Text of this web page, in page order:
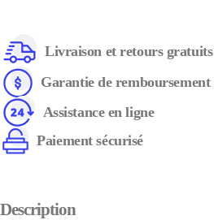
Livraison et retours gratuits
Garantie de remboursement
Assistance en ligne
Paiement sécurisé
Description